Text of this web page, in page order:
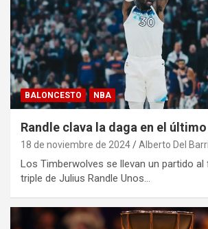
BALONCESTO NBA
Randle clava la daga en el
18 de noviembre de 2024 Alberto Del
Los Timberwolves se llevan un partido al
triple de Julius Randle Unos…